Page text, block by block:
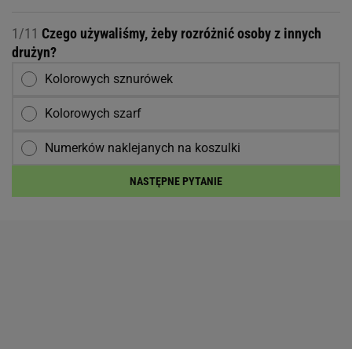
1/11 Czego używaliśmy, żeby rozróżnić osoby z innych
drużyn?
Kolorowych sznurówek
Kolorowych szarf
Numerków naklejanych na koszulki
NASTĘPNE PYTANIE